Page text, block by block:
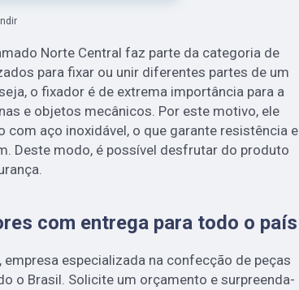
Norte Central faz parte da categoria de
para fixar ou unir diferentes partes de um
o fixador é de extrema importância para a
e objetos mecânicos. Por este motivo, ele
com aço inoxidável, o que garante resistência e
Deste modo, é possível desfrutar do produto
com entrega para todo o país
empresa especializada na confecção de peças
o Brasil. Solicite um orçamento e surpreenda-